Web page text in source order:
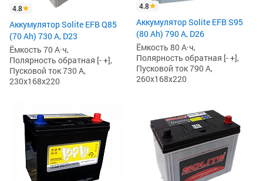
4.8
Аккумулятор Solite EFB Q85
(70 Ah) 730 А, D23
Ёмкость 70 А·ч,
Полярность обратная [- +],
Пусковой ток 730 А,
230x168x220
4.8
Аккумулятор Solite EFB S95
(80 Ah) 790 А, D26
Ёмкость 80 А·ч,
Полярность обратная [- +],
Пусковой ток 790 А,
260x168x220